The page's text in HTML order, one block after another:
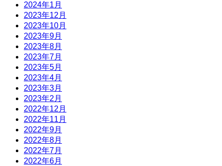
2024年1月
2023年12月
2023年10月
2023年9月
2023年8月
2023年7月
2023年5月
2023年4月
2023年3月
2023年2月
2022年12月
2022年11月
2022年9月
2022年8月
2022年7月
2022年6月